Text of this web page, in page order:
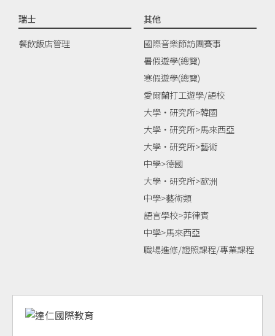
瑞士
餐飲飯店管理
其他
國際音樂節訪團賽事
暑假遊學(總覽)
寒假遊學(總覽)
愛爾蘭打工遊學/語校
大學‧研究所>韓國
大學‧研究所>馬來西亞
大學‧研究所>藝術
中學>德國
大學‧研究所>歐洲
中學>藝術類
語言學校>菲律賓
中學>馬來西亞
職場進修/證照課程/專業課程